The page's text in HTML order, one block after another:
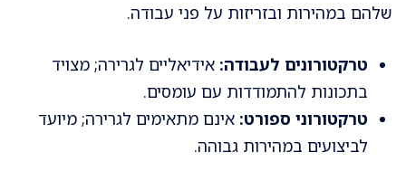
שלהם במהירות ובזריזות על פני עבודה.
טרקטורונים לעבודה: אידיאליים לגרירה; מצויד
בתכונות להתמודדות עם עומסים.
טרקטורוני ספורט: אינם מתאימים לגרירה; מיועד
לביצועים במהירות גבוהה.